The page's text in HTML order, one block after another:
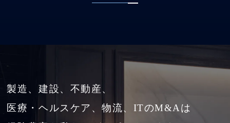
製造、建設、不動産、
医療・ヘルスケア、物流、ITのM&Aは